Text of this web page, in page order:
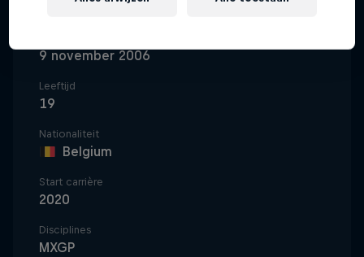
9 november 2006
Leeftijd
19
Nationaliteit
Belgium
Start carrière
2020
Disciplines
MXGP